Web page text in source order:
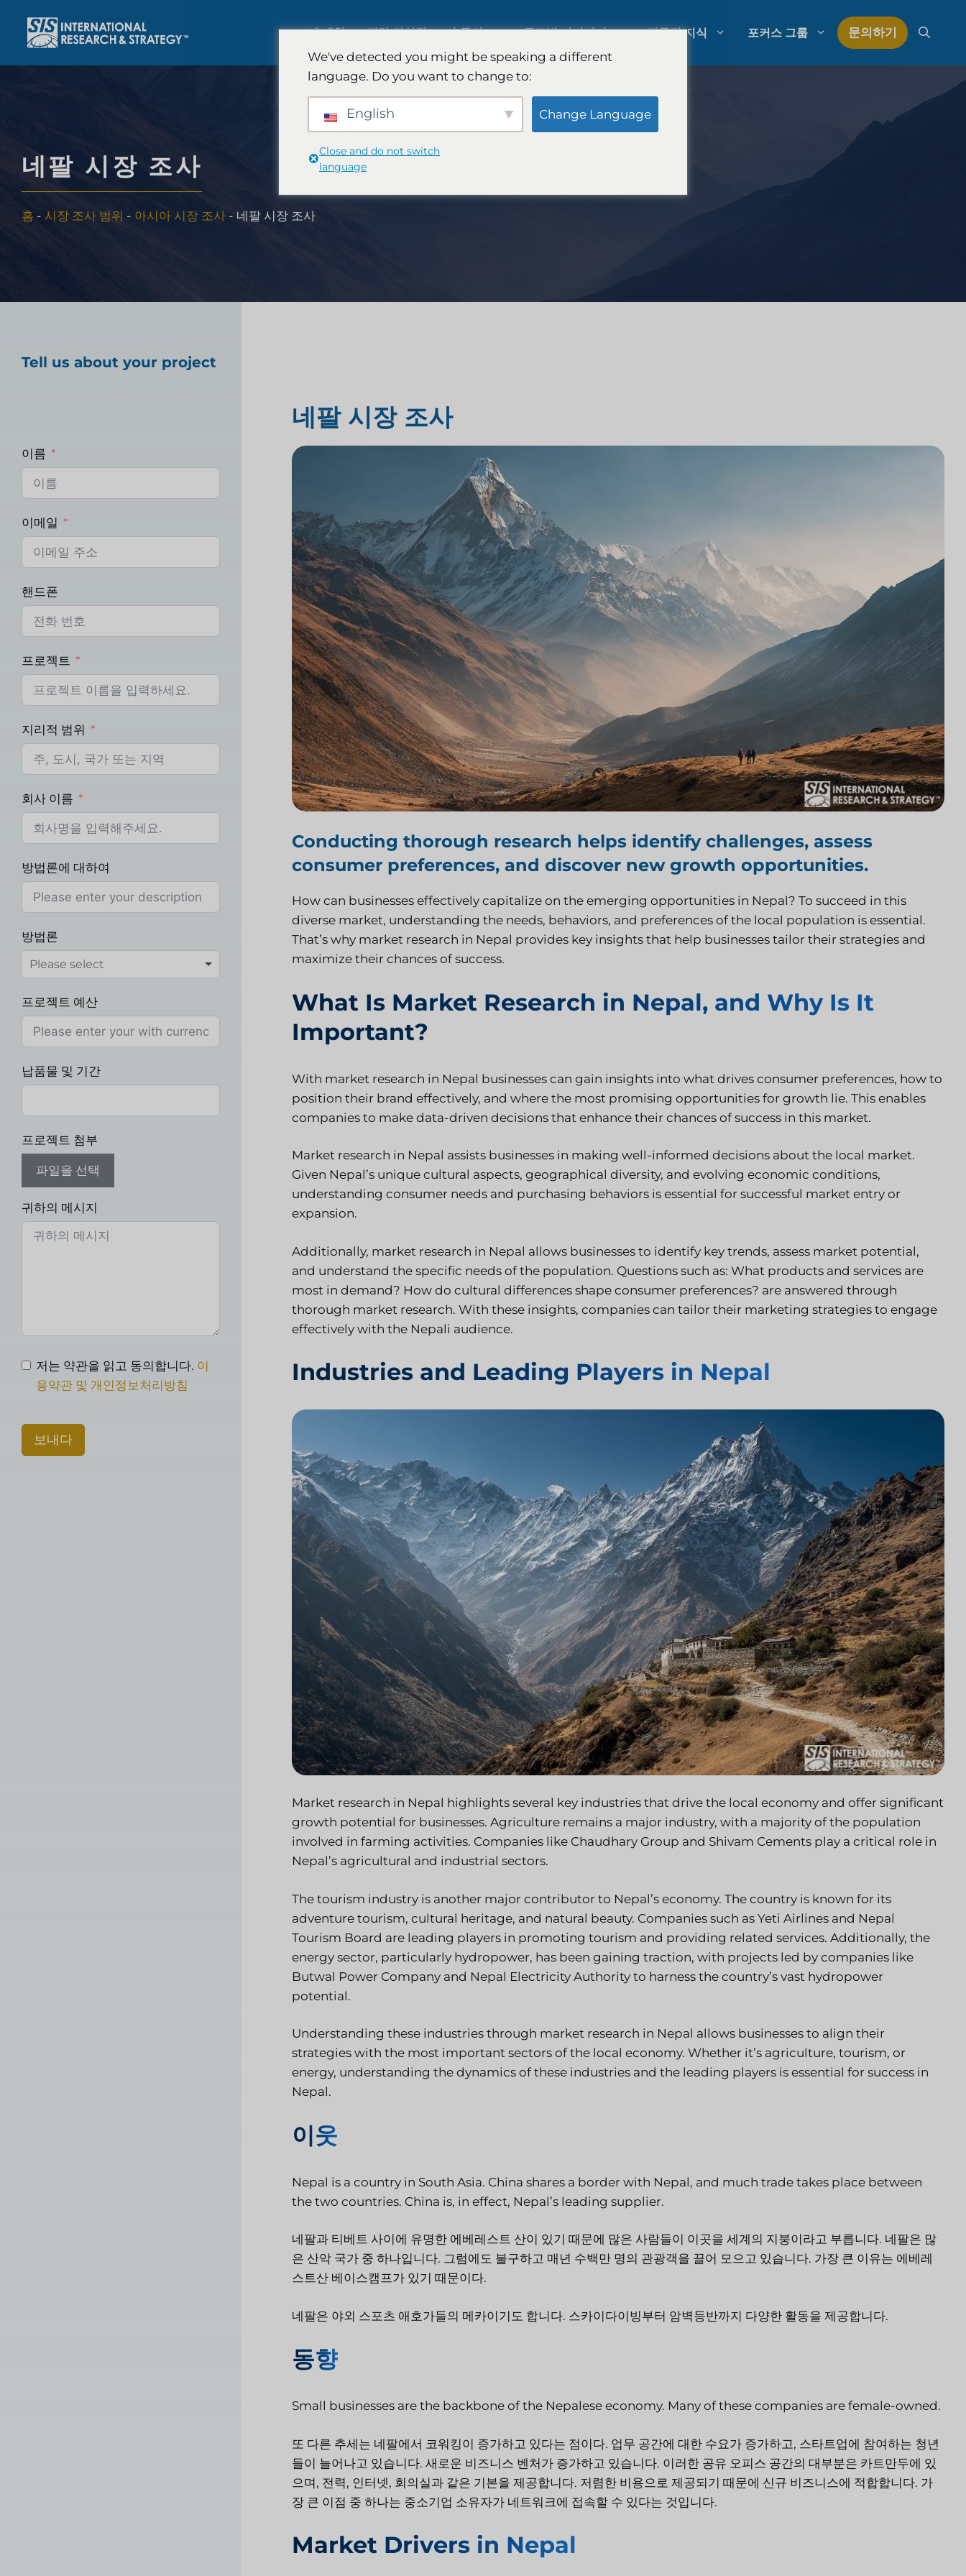
로
에 대한 전략 컨설팅 솔루션
AI 시장 조사
소비자 시장 조사
산업 시장 조사
정성적 및 정량적 연구
글로벌 커버리지 전문적 지식 포커스 그룹 문의하기
네팔 시장 조사
홈 - 시장 조사 범위 - 아시아 시장 조사 - 네팔 시장 조사
네팔 시장 조사
Conducting thorough research helps identify challenges, assess
consumer preferences, and discover new growth opportunities.
How can businesses effectively capitalize on the emerging opportunities in Nepal? To succeed in this
diverse market, understanding the needs, behaviors, and preferences of the local population is essential.
That’s why market research in Nepal provides key insights that help businesses tailor their strategies and
maximize their chances of success.
What Is Market Research in Nepal, and Why Is It
Important?
With market research in Nepal businesses can gain insights into what drives consumer preferences, how to
position their brand effectively, and where the most promising opportunities for growth lie. This enables
companies to make data-driven decisions that enhance their chances of success in this market.
Market research in Nepal assists businesses in making well-informed decisions about the local market.
Given Nepal’s unique cultural aspects, geographical diversity, and evolving economic conditions,
understanding consumer needs and purchasing behaviors is essential for successful market entry or
expansion.
Additionally, market research in Nepal allows businesses to identify key trends, assess market potential,
and understand the specific needs of the population. Questions such as: What products and services are
most in demand? How do cultural differences shape consumer preferences? are answered through
thorough market research. With these insights, companies can tailor their marketing strategies to engage
effectively with the Nepali audience.
Industries and Leading Players in Nepal
Market research in Nepal highlights several key industries that drive the local economy and offer significant
growth potential for businesses. Agriculture remains a major industry, with a majority of the population
involved in farming activities. Companies like Chaudhary Group and Shivam Cements play a critical role in
Nepal’s agricultural and industrial sectors.
The tourism industry is another major contributor to Nepal’s economy. The country is known for its
adventure tourism, cultural heritage, and natural beauty. Companies such as Yeti Airlines and Nepal
Tourism Board are leading players in promoting tourism and providing related services. Additionally, the
energy sector, particularly hydropower, has been gaining traction, with projects led by companies like
Butwal Power Company and Nepal Electricity Authority to harness the country’s vast hydropower
potential.
Understanding these industries through market research in Nepal allows businesses to align their
strategies with the most important sectors of the local economy. Whether it’s agriculture, tourism, or
energy, understanding the dynamics of these industries and the leading players is essential for success in
Nepal.
이웃
Nepal is a country in South Asia. China shares a border with Nepal, and much trade takes place between
the two countries. China is, in effect, Nepal’s leading supplier.
네팔과 티베트 사이에 유명한 에베레스트 산이 있기 때문에 많은 사람들이 이곳을 세계의 지붕이라고 부릅니다. 네팔은 많
은 산악 국가 중 하나입니다. 그럼에도 불구하고 매년 수백만 명의 관광객을 끌어 모으고 있습니다. 가장 큰 이유는 에베레
스트산 베이스캠프가 있기 때문이다.
네팔은 야외 스포츠 애호가들의 메카이기도 합니다. 스카이다이빙부터 암벽등반까지 다양한 활동을 제공합니다.
동향
Small businesses are the backbone of the Nepalese economy. Many of these companies are female-owned.
또 다른 추세는 네팔에서 코워킹이 증가하고 있다는 점이다. 업무 공간에 대한 수요가 증가하고, 스타트업에 참여하는 청년
들이 늘어나고 있습니다. 새로운 비즈니스 벤처가 증가하고 있습니다. 이러한 공유 오피스 공간의 대부분은 카트만두에 있
으며, 전력, 인터넷, 회의실과 같은 기본을 제공합니다. 저렴한 비용으로 제공되기 때문에 신규 비즈니스에 적합합니다. 가
장 큰 이점 중 하나는 중소기업 소유자가 네트워크에 접속할 수 있다는 것입니다.
Market Drivers in Nepal
Tell us about your project
이름
이메일
핸드폰
프로젝트
지리적 범위
회사 이름
방법론에 대하여
방법론
프로젝트 예산
납품물 및 기간
프로젝트 첨부
파일을 선택
귀하의 메시지
저는 약관을 읽고 동의합니다. 이
용약관 및 개인정보처리방침
보내다
We've detected you might be speaking a different
language. Do you want to change to:
English Change Language
Close and do not switch
language